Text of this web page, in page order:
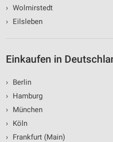
› Wolmirstedt
›
Eilsleben
Einkaufen in
›
Berlin
›
Hamburg
›
München
›
Köln
›
Frankfurt (Main)